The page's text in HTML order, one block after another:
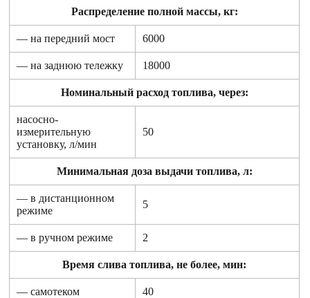
Распределение полной массы, кг:
— на передний мост 6000
— на заднюю тележку 18000
Номинальный расход топлива, через:
насосно-
измерительную
установку, л/мин
50
Минимальная доза выдачи топлива, л:
— в дистанционном
режиме
5
— в ручном режиме 2
Время слива топлива, не более, мин:
— самотеком 40